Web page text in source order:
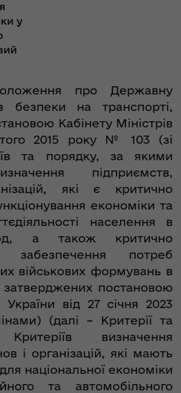
у
про Державну
безпеки на транспорті,
Кабінету Міністрів
2015 року № 103 (зі
та порядку, за якими
підприємств,
які є критично
економіки та
населення в
а також критично
потреб
військових формувань в
затверджених постановою
України від 27 січня 2023
(далі – Критерії та
визначення
і організацій, які мають
національної економіки
та автомобільного